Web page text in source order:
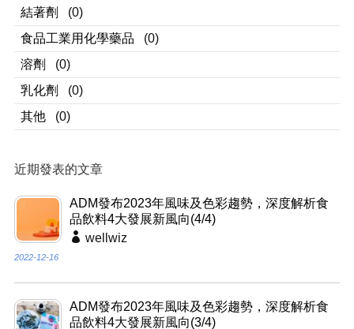
結著劑
(0)
食品工業用化學藥品
(0)
溶劑
(0)
乳化劑
(0)
其他
(0)
近期發表的文章
ADM發布2023年風味及色彩趨勢，深度解析食
品飲料4大發展新風向(4/4)
wellwiz
2022-12-16
ADM發布2023年風味及色彩趨勢，深度解析食
品飲料4大發展新風向(3/4)